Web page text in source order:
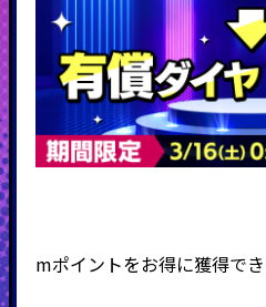
mポイントをお得に獲得で